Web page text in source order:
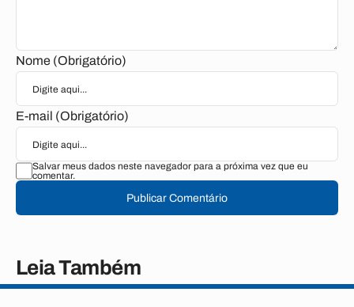
Nome (Obrigatório)
E-mail (Obrigatório)
Salvar meus dados neste navegador para a próxima vez que eu
comentar.
Publicar Comentário
Leia Também